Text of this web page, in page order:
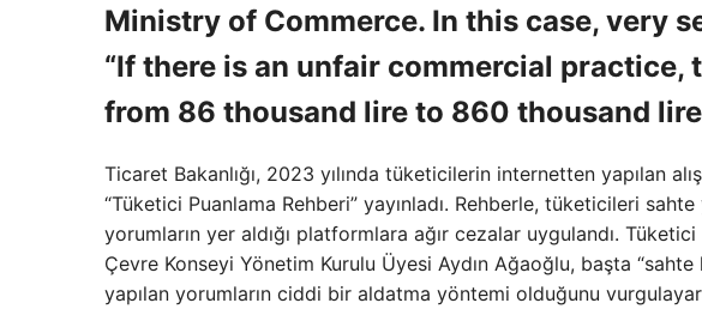
Ministry of Commerce. In this case, very
“If there is an unfair commercial practice,
from 86 thousand lire to 860 thousand
Ticaret Bakanlığı, 2023 yılında tüketicilerin internetten yapılan
“Tüketici Puanlama Rehberi” yayınladı. Rehberle, tüketicileri
yorumların yer aldığı platformlara ağır cezalar uygulandı.
Çevre Konseyi Yönetim Kurulu Üyesi Aydın Ağaoğlu, başta
yapılan yorumların ciddi bir aldatma yöntemi olduğunu